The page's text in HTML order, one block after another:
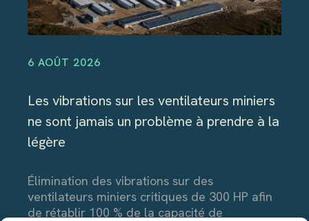
6 AOÛT 2026
Les vibrations sur les ventilateurs miniers
ne sont jamais un problème à prendre à la
légère
Élimination des vibrations sur des
ventilateurs miniers critiques de 300 HP afin
de rétablir 100 % de la capacité de